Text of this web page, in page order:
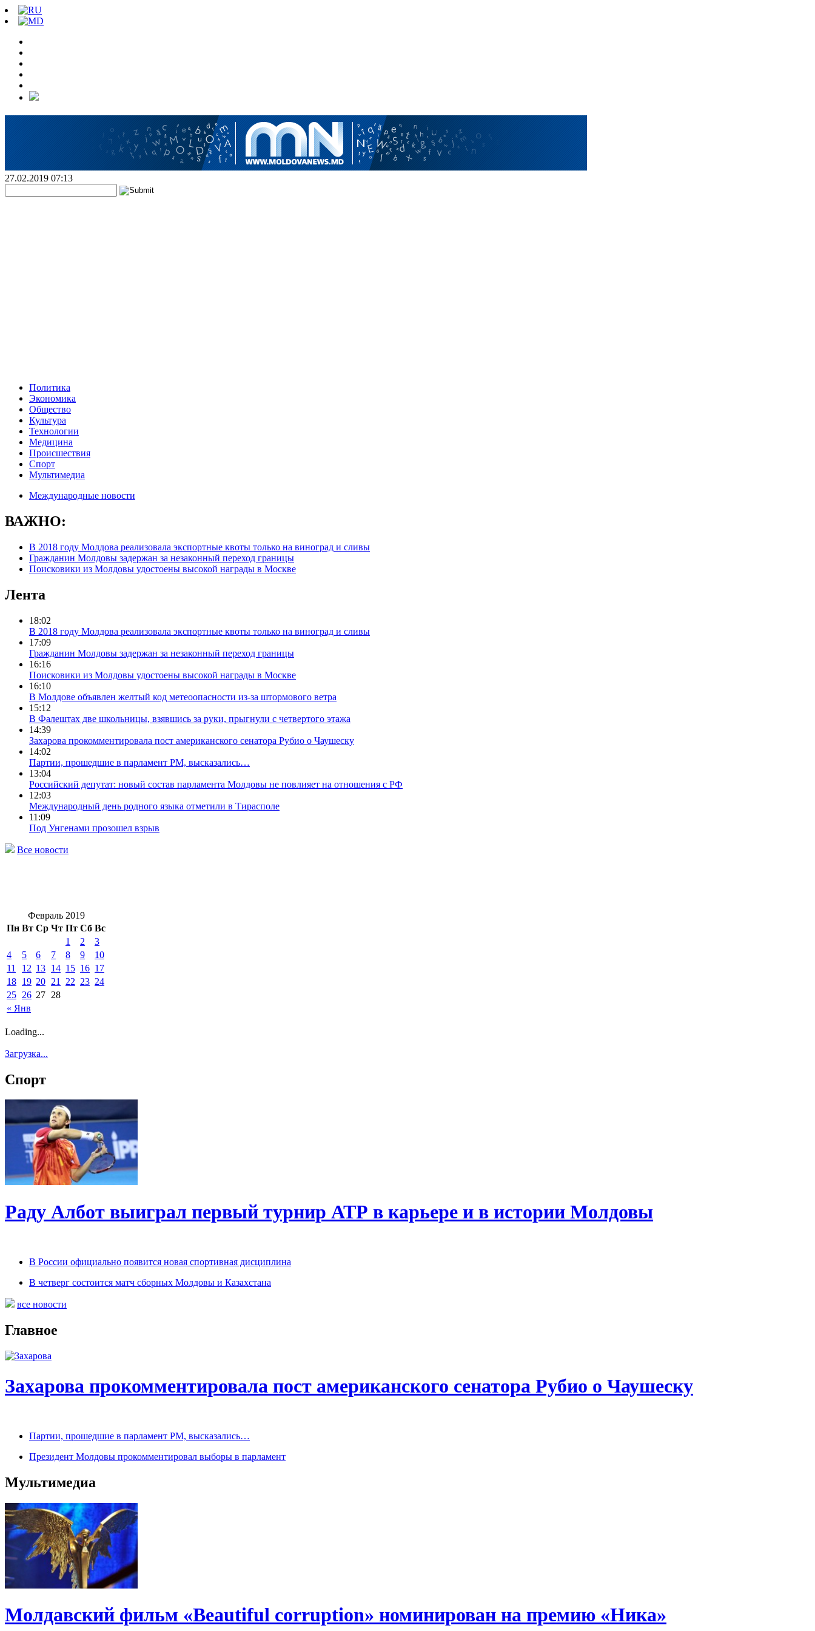
27.02.2019 07:13
Политика
Экономика
Общество
Культура
Технологии
Медицина
Происшествия
Спорт
Мультимедиа
Международные новости
ВАЖНО:
В 2018 году Молдова реализовала экспортные квоты только на виноград и сливы
Гражданин Молдовы задержан за незаконный переход границы
Поисковики из Молдовы удостоены высокой награды в Москве
Лента
18:02
В 2018 году Молдова реализовала экспортные квоты только на виноград и сливы
17:09
Гражданин Молдовы задержан за незаконный переход границы
16:16
Поисковики из Молдовы удостоены высокой награды в Москве
16:10
В Молдове объявлен желтый код метеоопасности из-за штормового ветра
15:12
В Фалештах две школьницы, взявшись за руки, прыгнули с четвертого этажа
14:39
Захарова прокомментировала пост американского сенатора Рубио о Чаушеску
14:02
Партии, прошедшие в парламент РМ, высказались…
13:04
Российский депутат: новый состав парламента Молдовы не повлияет на отношения с РФ
12:03
Международный день родного языка отметили в Тирасполе
11:09
Под Унгенами прозошел взрыв
Все новости
Февраль 2019
Пн Вт Ср Чт Пт Сб Вс
« Янв
1 2
3
4
5 6 7 8 9
10
11
12 13 14 15 16 17
18 19 20 21 22 23 24
25 26 27 28
Loading...
Загрузка...
Спорт
Раду Албот выиграл первый турнир АТР в карьере и в истории Молдовы
В России официально появится новая спортивная дисциплина
В четверг состоится матч сборных Молдовы и Казахстана
все новости
Главное
Захарова прокомментировала пост американского сенатора Рубио о Чаушеску
Партии, прошедшие в парламент РМ, высказались…
Президент Молдовы прокомментировал выборы в парламент
Мультимедиа
Молдавский фильм «Beautiful corruption» номинирован на премию «Ника»